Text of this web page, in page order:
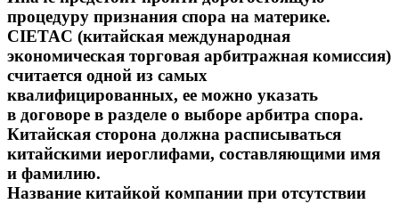
процедуру признания спора на материке.
CIETAC (китайская международная
экономическая торговая арбитражная комиссия)
считается одной из самых
квалифицированных, ее можно указать
в договоре в разделе о выборе арбитра спора.
Китайская сторона должна расписываться
китайскими иероглифами, составляющими имя
и фамилию.
Название китайкой компании при отсутствии